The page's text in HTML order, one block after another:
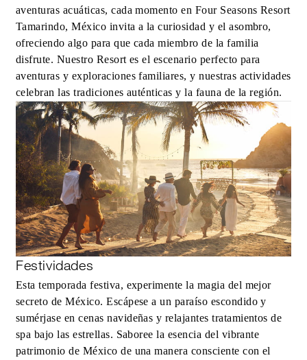
aventuras acuáticas, cada momento en Four Seasons Resort
Tamarindo, México invita a la curiosidad y el asombro,
ofreciendo algo para que cada miembro de la familia
disfrute. Nuestro Resort es el escenario perfecto para
aventuras y exploraciones familiares, y nuestras actividades
celebran las tradiciones auténticas y la fauna de la región.
Festividades
Esta temporada festiva, experimente la magia del mejor
secreto de México. Escápese a un paraíso escondido y
sumérjase en cenas navideñas y relajantes tratamientos de
spa bajo las estrellas. Saboree la esencia del vibrante
patrimonio de México de una manera consciente con el